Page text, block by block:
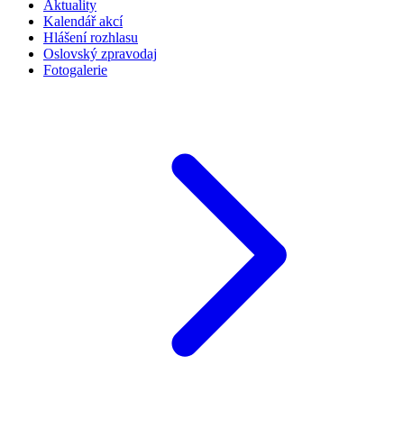
Aktuality
Kalendář akcí
Hlášení rozhlasu
Oslovský zpravodaj
Fotogalerie